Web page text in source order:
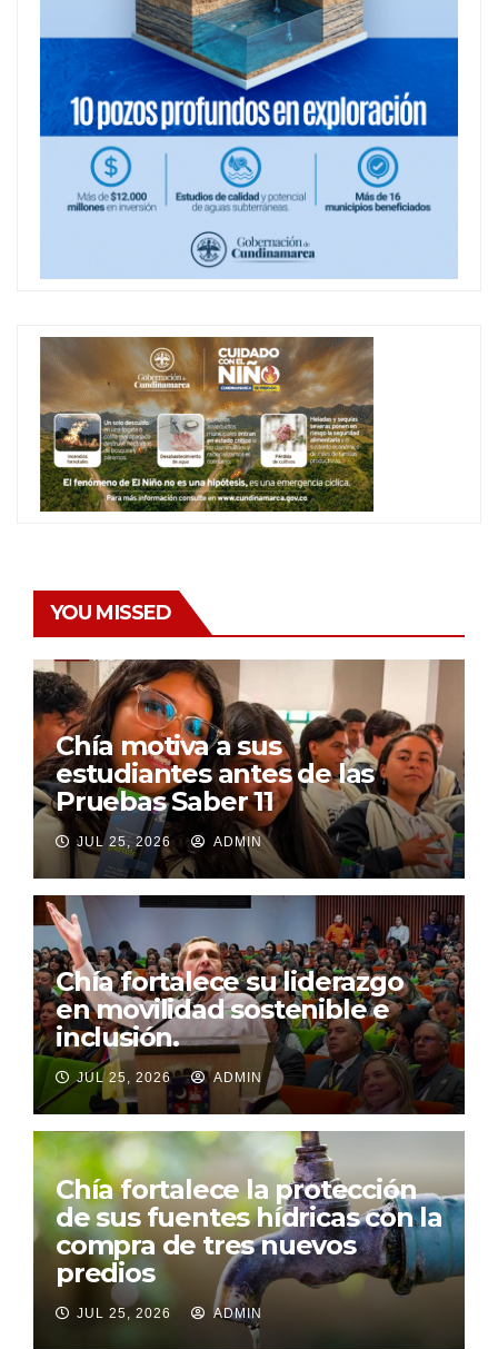
YOU MISSED
Chía motiva a sus
estudiantes antes de las
Pruebas Saber 11
JUL 25, 2026 ADMIN
Chía fortalece su liderazgo
en movilidad sostenible e
inclusión.
JUL 25, 2026 ADMIN
Chía fortalece la protección
de sus fuentes hídricas con la
compra de tres nuevos
predios
JUL 25, 2026 ADMIN